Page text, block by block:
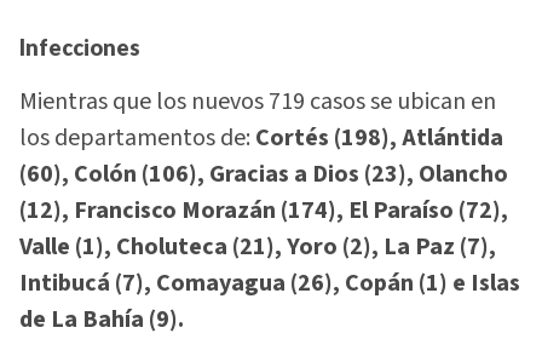
Infecciones
Mientras que los nuevos 719 casos se ubican en
los departamentos de: Cortés (198), Atlántida
(60), Colón (106), Gracias a Dios (23), Olancho
(12), Francisco Morazán (174), El Paraíso (72),
Valle (1), Choluteca (21), Yoro (2), La Paz (7),
Intibucá (7), Comayagua (26), Copán (1) e Islas
de La Bahía (9).